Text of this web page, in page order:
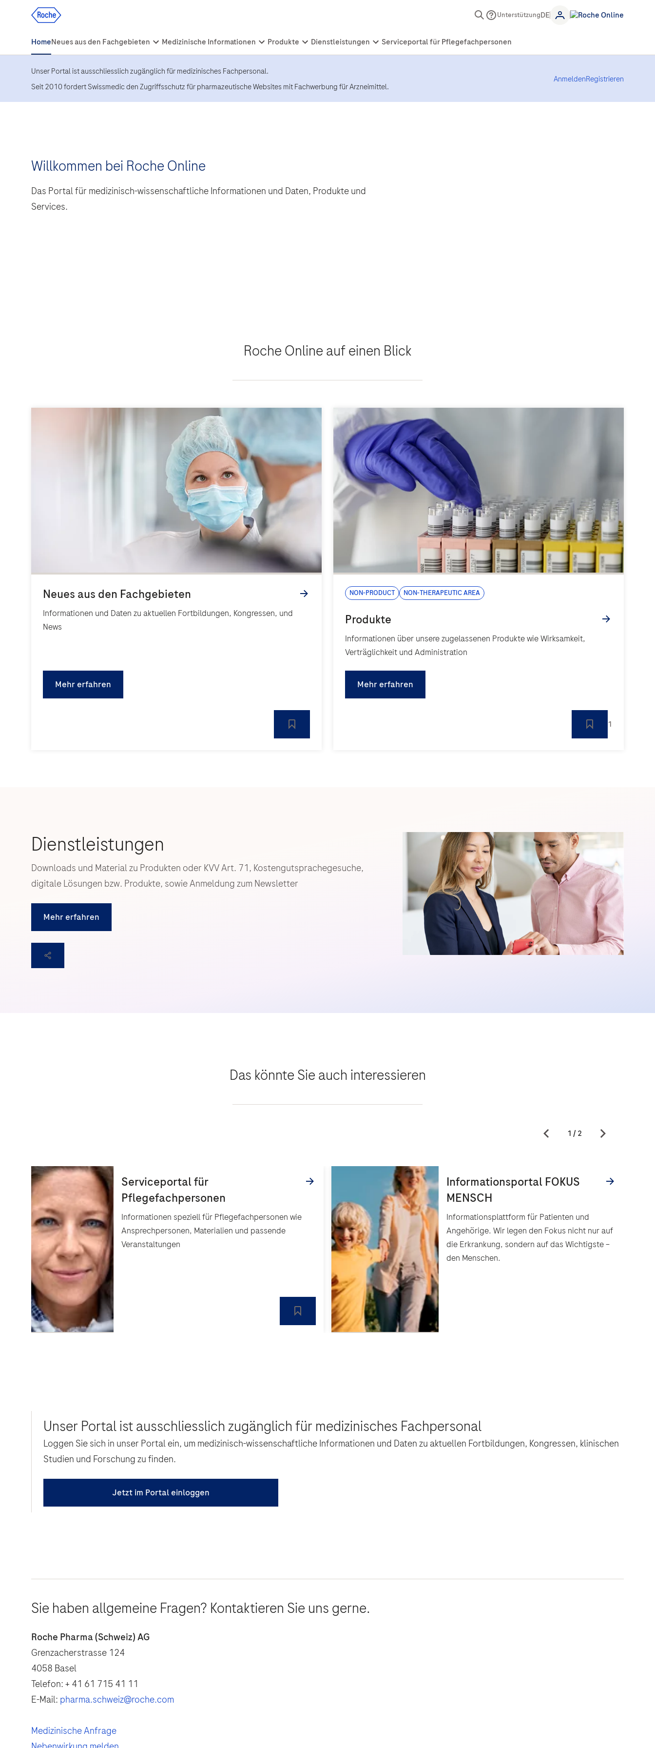
Unterstützung
Unser Portal ist ausschliesslich zugänglich für medizinisches Fachpersonal.
Seit 2010 fordert Swissmedic den Zugriffsschutz für pharmazeutische Websites mit Fachwerbung für Arzneimittel.
AnmeldenRegistrieren
Roche Online auf einen Blick
Informationen und Daten zu aktuellen Fortbildungen, Kongressen, und
News
Mehr erfahren
Non-Product Non-Therapeutic area
Informationen über unsere zugelassenen Produkte wie Wirksamkeit,
Verträglichkeit und Administration
Mehr erfahren
Downloads und Material zu Produkten oder KVV Art. 71, Kostengutsprachegesuche,
digitale Lösungen bzw. Produkte, sowie Anmeldung zum Newsletter
Mehr erfahren
Das könnte Sie auch interessieren
Informationen speziell für Pflegefachpersonen wie
Ansprechpersonen, Materialien und passende
Veranstaltungen
Informationsplattform für Patienten und
Angehörige. Wir legen den Fokus nicht nur auf
die Erkrankung, sondern auf das Wichtigste –
den Menschen.
Unser Portal ist ausschliesslich zugänglich für medizinisches Fachpersonal
Loggen Sie sich in unser Portal ein, um medizinisch-wissenschaftliche Informationen und Daten zu aktuellen Fortbildungen, Kongressen, klinischen
Studien und Forschung zu finden.
Jetzt im Portal einloggen
Sie haben allgemeine Fragen? Kontaktieren Sie uns gerne.
Roche Pharma (Schweiz) AG
Grenzacherstrasse 124
4058 Basel
Telefon: + 41 61 715 41 11
E-Mail: pharma.schweiz@roche.com
Medizinische Anfrage